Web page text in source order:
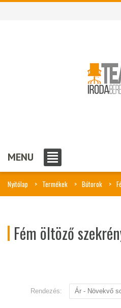
MENU
Nyitólap Termékek Bútorok
Fém öltöző
Rendezés: Ár - Növekvő